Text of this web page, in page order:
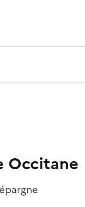
Occitane